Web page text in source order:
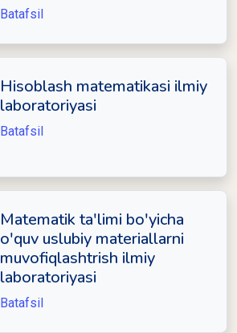
Batafsil
Hisoblash matematikasi ilmiy
laboratoriyasi
Batafsil
Matematik ta'limi bo'yicha
o'quv uslubiy materiallarni
muvofiqlashtrish ilmiy
laboratoriyasi
Batafsil